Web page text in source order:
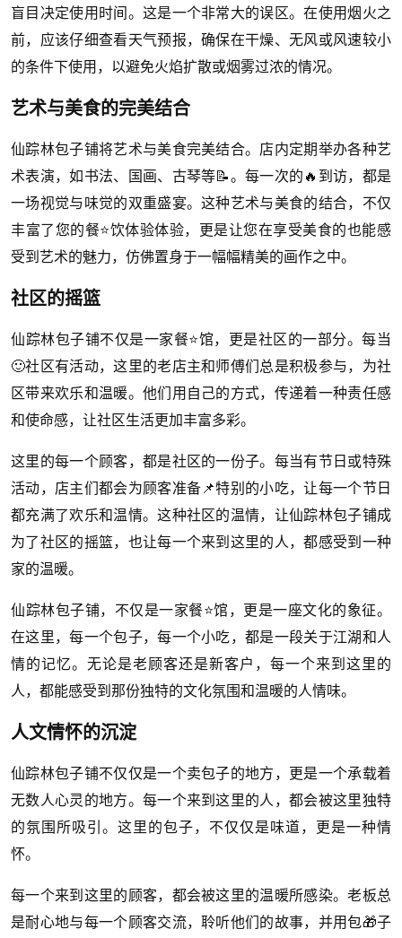
盲目决定使用时间。这是一个非常大的误区。在使用烟火之
前，应该仔细查看天气预报，确保在干燥、无风或风速较小
的条件下使用，以避免火焰扩散或烟雾过浓的情况。
艺术与美食的完美结合
仙踪林包子铺将艺术与美食完美结合。店内定期举办各种艺
术表演，如书法、国画、古琴等📝。每一次的🔥到访，都是
一场视觉与味觉的双重盛宴。这种艺术与美食的结合，不仅
丰富了您的餐⭐饮体验体验，更是让您在享受美食的也能感
受到艺术的魅力，仿佛置身于一幅幅精美的画作之中。
社区的摇篮
仙踪林包子铺不仅是一家餐⭐馆，更是社区的一部分。每当
🙂社区有活动，这里的老店主和师傅们总是积极参与，为社
区带来欢乐和温暖。他们用自己的方式，传递着一种责任感
和使命感，让社区生活更加丰富多彩。
这里的每一个顾客，都是社区的一份子。每当有节日或特殊
活动，店主们都会为顾客准备📌特别的小吃，让每一个节日
都充满了欢乐和温情。这种社区的温情，让仙踪林包子铺成
为了社区的摇篮，也让每一个来到这里的人，都感受到一种
家的温暖。
仙踪林包子铺，不仅是一家餐⭐馆，更是一座文化的象征。
在这里，每一个包子，每一个小吃，都是一段关于江湖和人
情的记忆。无论是老顾客还是新客户，每一个来到这里的
人，都能感受到那份独特的文化氛围和温暖的人情味。
人文情怀的沉淀
仙踪林包子铺不仅仅是一个卖包子的地方，更是一个承载着
无数人心灵的地方。每一个来到这里的人，都会被这里独特
的氛围所吸引。这里的包子，不仅仅是味道，更是一种情
怀。
每一个来到这里的顾客，都会被这里的温暖所感染。老板总
是耐心地与每一个顾客交流，聆听他们的故事，并用包🎁子